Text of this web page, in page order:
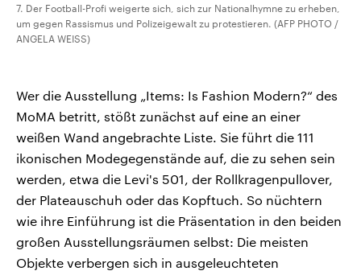
7. Der Football-Profi weigerte sich, sich zur Nationalhymne zu erheben,
um gegen Rassismus und Polizeigewalt zu protestieren. (AFP PHOTO /
ANGELA WEISS)
Wer die Ausstellung „Items: Is Fashion Modern?“ des
MoMA betritt, stößt zunächst auf eine an einer
weißen Wand angebrachte Liste. Sie führt die 111
ikonischen Modegegenstände auf, die zu sehen sein
werden, etwa die Levi's 501, der Rollkragenpullover,
der Plateauschuh oder das Kopftuch. So nüchtern
wie ihre Einführung ist die Präsentation in den beiden
großen Ausstellungsräumen selbst: Die meisten
Objekte verbergen sich in ausgeleuchteten